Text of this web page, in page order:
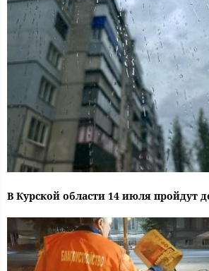
В Курской области 14 июля пройдут